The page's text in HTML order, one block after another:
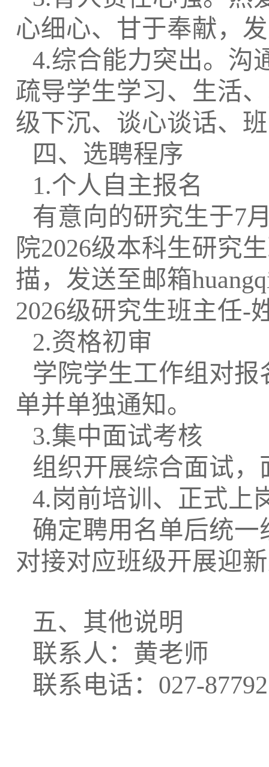
心细心、甘于奉献，
4.综合能力突出。沟
疏导学生学习、生活
级下沉、谈心谈话、
四、选聘程序
1.个人自主报名
有意向的研究生于7
院2026级本科生研究
描，发送至邮箱
2026级研究生班主任-
2.资格初审
学院学生工作组对
单并单独通知。
3.集中面试考核
组织开展综合面试
4.岗前培训、正式上
确定聘用名单后统
对接对应班级开展迎
五、其他说明
联系人：黄老师
联系电话： 027-